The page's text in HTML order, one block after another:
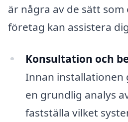
är några av de sätt
företag kan assistera
Konsultation och
Innan installationen
en grundlig analys
fastställa vilket